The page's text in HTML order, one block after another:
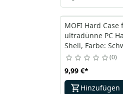
MOFI Hard Case
ultradünne PC
Shell, Farbe:
0
9,99 €*
Hinzufügen